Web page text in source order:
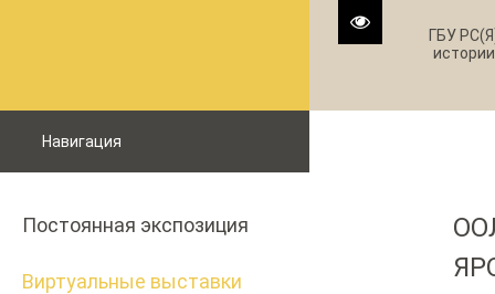
ГБУ
Навигация
Постоянная экспозиция
Виртуальные выставки